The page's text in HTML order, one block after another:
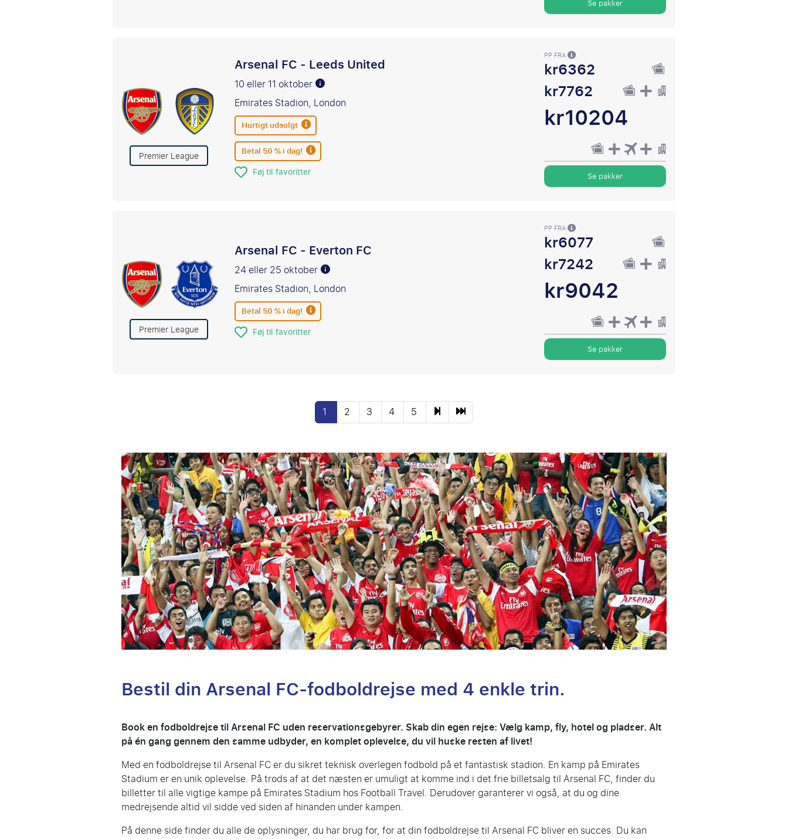
Se pakker
Premier League
Arsenal FC - Leeds United
10 eller 11 oktober
Emirates Stadion, London
Hurtigt udsolgt
Betal 50 % i dag!
Føj til favoritter
PP FRA
kr6362
kr7762
kr10204
Se pakker
Premier League
Arsenal FC - Everton FC
24 eller 25 oktober
Emirates Stadion, London
Betal 50 % i dag!
Føj til favoritter
PP FRA
kr6077
kr7242
kr9042
Se pakker
1 2 3 4 5
Bestil din Arsenal FC-fodboldrejse med 4 enkle trin.
Book en fodboldrejse til Arsenal FC uden reservationsgebyrer. Skab din egen rejse: Vælg kamp, fly, hotel og pladser. Alt
på én gang gennem den samme udbyder, en komplet oplevelse, du vil huske resten af livet!
Med en fodboldrejse til Arsenal FC er du sikret teknisk overlegen fodbold på et fantastisk stadion. En kamp på Emirates
Stadium er en unik oplevelse. På trods af at det næsten er umuligt at komme ind i det frie billetsalg til Arsenal FC, finder du
billetter til alle vigtige kampe på Emirates Stadium hos Football Travel. Derudover garanterer vi også, at du og dine
medrejsende altid vil sidde ved siden af hinanden under kampen.
På denne side finder du alle de oplysninger, du har brug for, for at din fodboldrejse til Arsenal FC bliver en succes. Du kan